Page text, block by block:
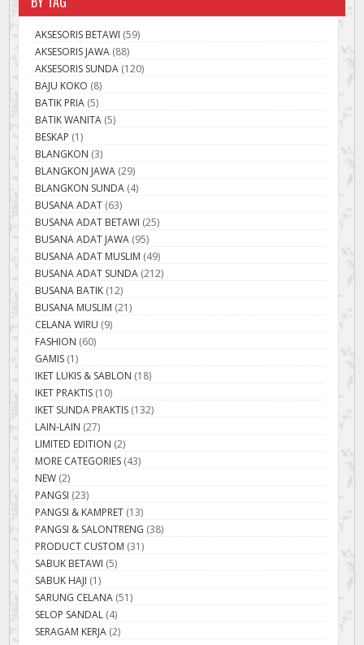
AKSESORIS BETAWI (59)
AKSESORIS JAWA (88)
AKSESORIS SUNDA (120)
BAJU KOKO (8)
BATIK PRIA (5)
BATIK WANITA (5)
BESKAP (1)
BLANGKON (3)
BLANGKON JAWA (29)
BLANGKON SUNDA (4)
BUSANA ADAT (63)
BUSANA ADAT BETAWI (25)
BUSANA ADAT JAWA (95)
BUSANA ADAT MUSLIM (49)
BUSANA ADAT SUNDA (212)
BUSANA BATIK (12)
BUSANA MUSLIM (21)
CELANA WIRU (9)
FASHION (60)
GAMIS (1)
IKET LUKIS & SABLON (18)
IKET PRAKTIS (10)
IKET SUNDA PRAKTIS (132)
LAIN-LAIN (27)
LIMITED EDITION (2)
MORE CATEGORIES (43)
NEW (2)
PANGSI (23)
PANGSI & KAMPRET (13)
PANGSI & SALONTRENG (38)
PRODUCT CUSTOM (31)
SABUK BETAWI (5)
SABUK HAJI (1)
SARUNG CELANA (51)
SELOP SANDAL (4)
SERAGAM KERJA (2)